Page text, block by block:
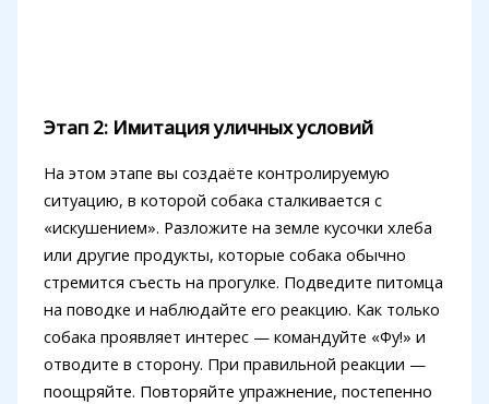
Этап 2: Имитация уличных условий
На этом этапе вы создаёте контролируемую
ситуацию, в которой собака сталкивается с
«искушением». Разложите на земле кусочки хлеба
или другие продукты, которые собака обычно
стремится съесть на прогулке. Подведите питомца
на поводке и наблюдайте его реакцию. Как только
собака проявляет интерес — командуйте «Фу!» и
отводите в сторону. При правильной реакции —
поощряйте. Повторяйте упражнение, постепенно